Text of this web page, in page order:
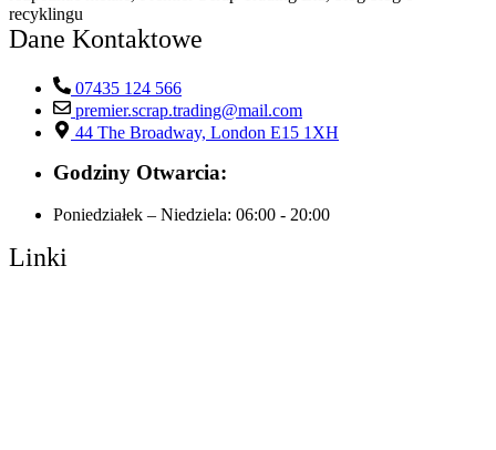
Dane Kontaktowe
07435 124 566
premier.scrap.trading@mail.com
44 The Broadway, London E15 1XH
Godziny Otwarcia:
Poniedziałek – Niedziela: 06:00 - 20:00
Linki